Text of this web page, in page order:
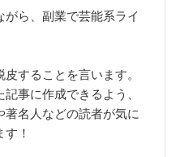
ら、副業で芸能系ライ
することを言います。
事に作成できるよう、
著名人などの読者が気に
！